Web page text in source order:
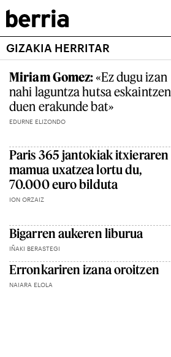
GIZAKIA HERRITAR
Miriam Gomez:«Ez dugu izan
nahi laguntza hutsa eskaintzen
duen erakunde bat»
EDURNE ELIZONDO
Paris 365 jantokiak itxieraren
mamua uxatzea lortu du,
70.000 euro bilduta
ION ORZAIZ
Bigarren aukeren liburua
IÑAKI BERASTEGI
Erronkariren izana oroitzen
NAIARA ELOLA